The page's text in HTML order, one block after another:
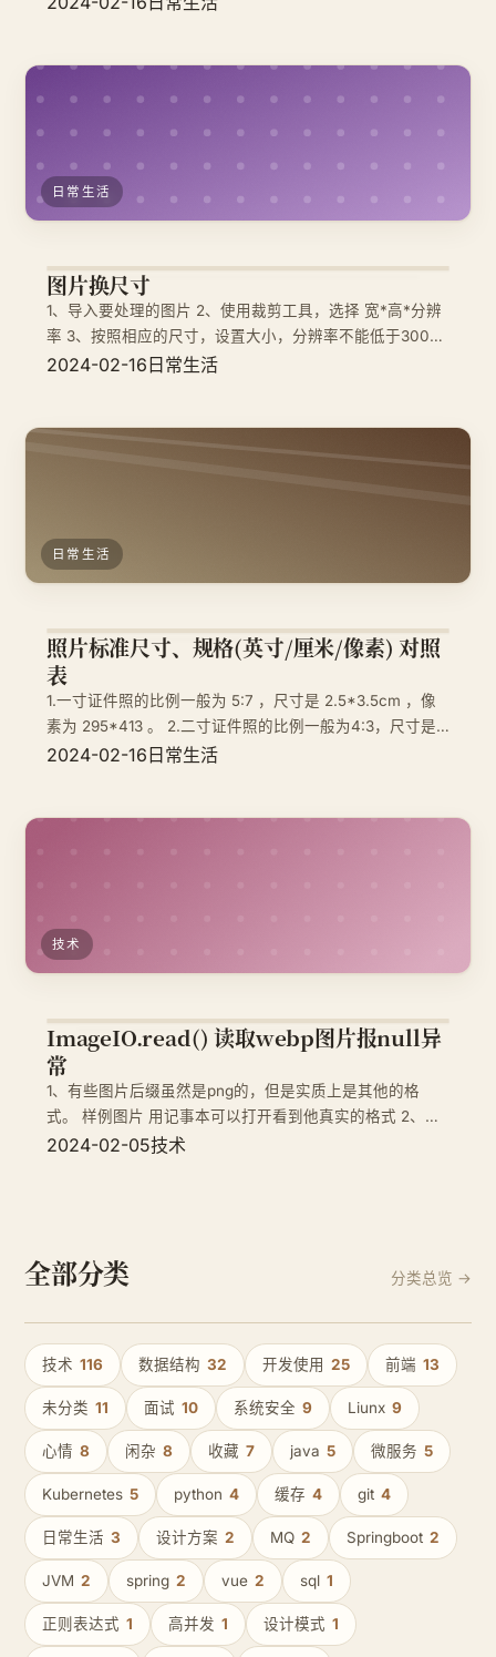
日常生活
图片换尺寸
1、导入要处理的图片 2、使用裁剪工具，选择 宽*高*分辨
率 3、按照相应的尺寸，设置大小，分辨率不能低于300
4、一寸证件照的比例一般为 5:7 ，尺寸是 2.5*3.5cm ，
2024-02-16日常生活
日常生活
照片标准尺寸、规格(英寸/厘米/像素) 对照
表
1.一寸证件照的比例一般为 5:7 ，尺寸是 2.5*3.5cm ，像
素为 295*413 。 2.二寸证件照的比例一般为4:3，尺寸是
3.5*5.3cm ，像素为 413*626 。 3.特殊证件照，例如身份
2024-02-16日常生活
技术
ImageIO.read() 读取webp图片报null异
常
1、有些图片后缀虽然是png的，但是实质上是其他的格
式。 样例图片 用记事本可以打开看到他真实的格式 2、这
种格式ImageIO.read() 读取 图片的时候返回的是null 3、解
2024-02-05技术
全部分类 分类总览 →
技术 116 数据结构 32 开发使用 25 前端 13
未分类 11 面试 10 系统安全 9 Liunx 9
心情 8 闲杂 8 收藏 7 java 5 微服务 5
Kubernetes 5 python 4 缓存 4 git 4
日常生活 3 设计方案 2 MQ 2 Springboot 2
JVM 2 spring 2 vue 2 sql 1
正则表达式 1 高并发 1 设计模式 1